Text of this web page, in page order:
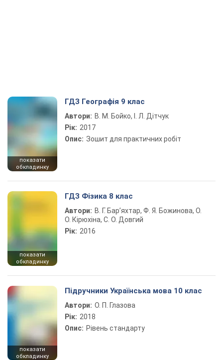
показати
обкладинку
ГДЗ Географія 9 клас
Автори: В. М. Бойко, І. Л. Дітчук
Рік: 2017
Опис: Зошит для практичних робіт
показати
обкладинку
ГДЗ Фізика 8 клас
Автори: В. Г. Бар’яхтар, Ф. Я. Божинова, О.
О. Кірюхіна, С. О. Довгий
Рік: 2016
показати
обкладинку
Підручники Українська мова 10 клас
Автори: О. П. Глазова
Рік: 2018
Опис: Рівень стандарту